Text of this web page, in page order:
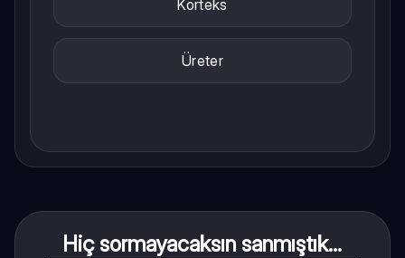
Korteks
Üreter
Hiç sormayacaksın sanmıştık...